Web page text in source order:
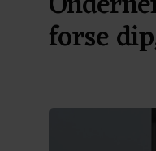
forse